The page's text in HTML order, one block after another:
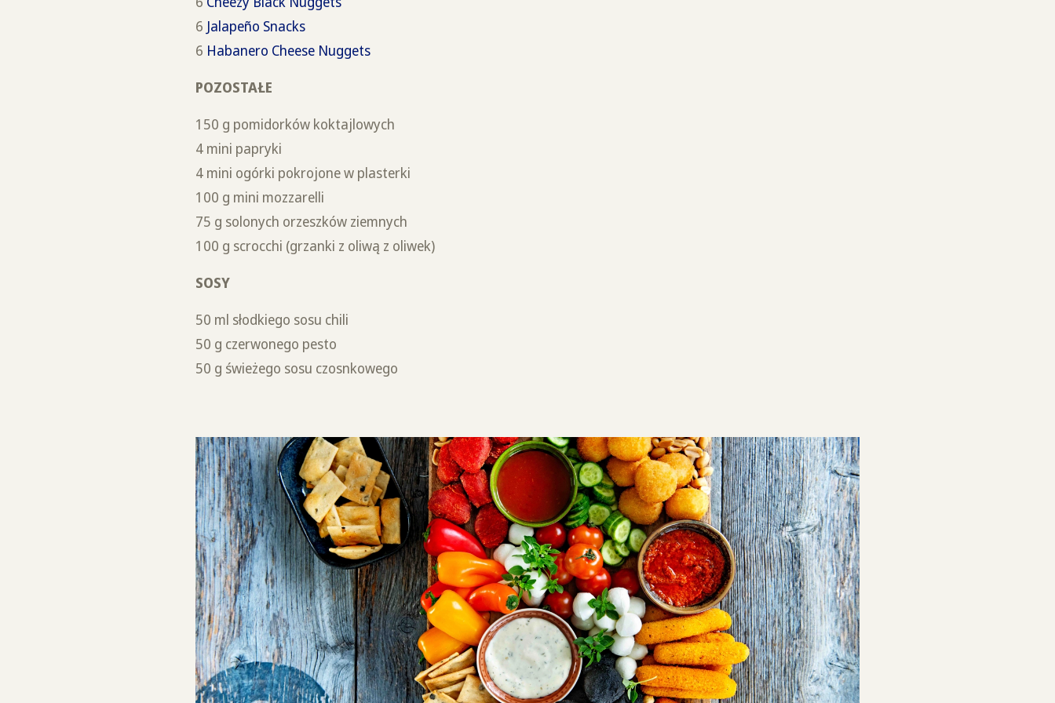
6 Jalapeño Snacks
6 Habanero Cheese Nuggets
POZOSTAŁE
150 g pomidorków koktajlowych
4 mini papryki
4 mini ogórki pokrojone w plasterki
100 g mini mozzarelli
75 g solonych orzeszków ziemnych
100 g scrocchi (grzanki z oliwą z oliwek)
SOSY
50 ml słodkiego sosu chili
50 g czerwonego pesto
50 g świeżego sosu czosnkowego